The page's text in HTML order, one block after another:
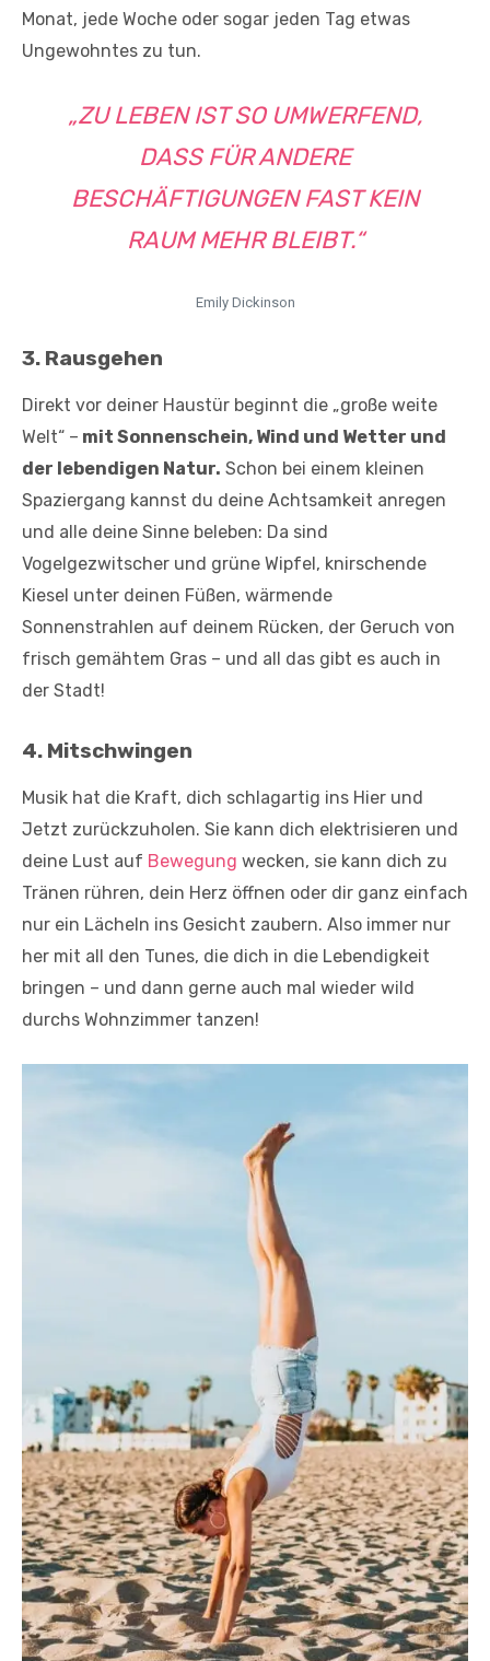
Monat, jede Woche oder sogar jeden Tag etwas
Ungewohntes zu tun.
„ZU LEBEN IST SO UMWERFEND,
DASS FÜR ANDERE
BESCHÄFTIGUNGEN FAST KEIN
RAUM MEHR BLEIBT.“
Emily Dickinson
3. Rausgehen
Direkt vor deiner Haustür beginnt die „große weite
Welt“ – mit Sonnenschein, Wind und Wetter und
der lebendigen Natur. Schon bei einem kleinen
Spaziergang kannst du deine Achtsamkeit anregen
und alle deine Sinne beleben: Da sind
Vogelgezwitscher und grüne Wipfel, knirschende
Kiesel unter deinen Füßen, wärmende
Sonnenstrahlen auf deinem Rücken, der Geruch von
frisch gemähtem Gras – und all das gibt es auch in
der Stadt!
4. Mitschwingen
Musik hat die Kraft, dich schlagartig ins Hier und
Jetzt zurückzuholen. Sie kann dich elektrisieren und
deine Lust auf Bewegung wecken, sie kann dich zu
Tränen rühren, dein Herz öffnen oder dir ganz einfach
nur ein Lächeln ins Gesicht zaubern. Also immer nur
her mit all den Tunes, die dich in die Lebendigkeit
bringen – und dann gerne auch mal wieder wild
durchs Wohnzimmer tanzen!